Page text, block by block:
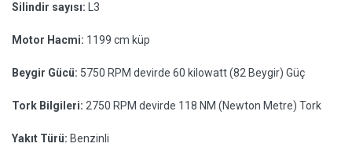
Silindir sayısı: L3
Motor Hacmi: 1199 cm küp
Beygir Gücü: 5750 RPM devirde 60 kilowatt (82 Beygir) Güç
Tork Bilgileri: 2750 RPM devirde 118 NM (Newton Metre) Tork
Yakıt Türü: Benzinli